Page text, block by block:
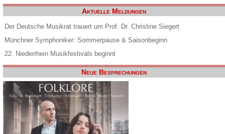
Aktuelle Meldungen
Der Deutsche Musikrat trauert um Prof. Dr. Christine Siegert
Münchner Symphoniker: Sommerpause & Saisonbeginn
22. Niederrhein Musikfestivals beginnt
Neue Besprechungen